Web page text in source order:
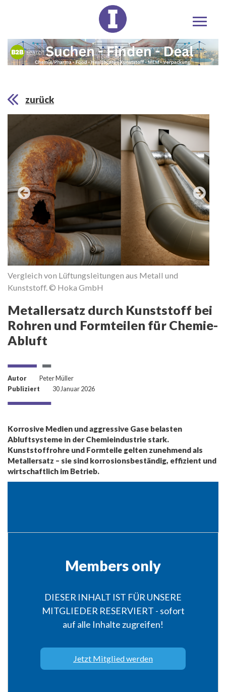
zurück
Vergleich von Lüftungsleitungen aus Metall und
Kunststoff. © Hoka GmbH
Metallersatz durch Kunststoff bei
Rohren und Formteilen für Chemie-
Abluft
Autor
Peter Müller
Publiziert
30 Januar 2026
Korrosive Medien und aggressive Gase belasten
Abluftsysteme in der Chemieindustrie stark.
Kunststoffrohre und Formteile gelten zunehmend als
Metallersatz – sie sind korrosionsbeständig, effizient und
wirtschaftlich im Betrieb.
Members only
DIESER INHALT IST FÜR UNSERE
MITGLIEDER RESERVIERT - sofort
auf alle Inhalte zugreifen!
Jetzt Mitglied werden